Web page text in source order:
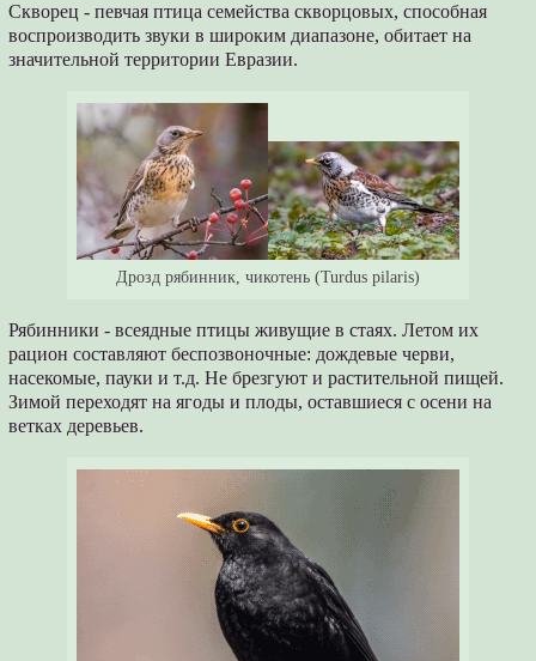
Скворец - певчая птица семейства скворцовых, способная
воспроизводить звуки в широким диапазоне, обитает на
значительной территории Евразии.
Дрозд рябинник, чикотень (Turdus pilaris)
Рябинники - всеядные птицы живущие в стаях. Летом их
рацион составляют беспозвоночные: дождевые черви,
насекомые, пауки и т.д. Не брезгуют и растительной пищей.
Зимой переходят на ягоды и плоды, оставшиеся с осени на
ветках деревьев.